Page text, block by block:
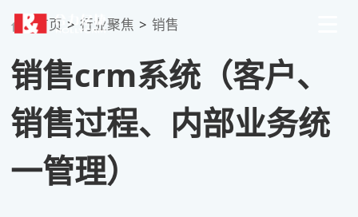
首页 > 行业聚焦 > 销售
销售crm系统（客户、
销售过程、内部业务统
一管理）